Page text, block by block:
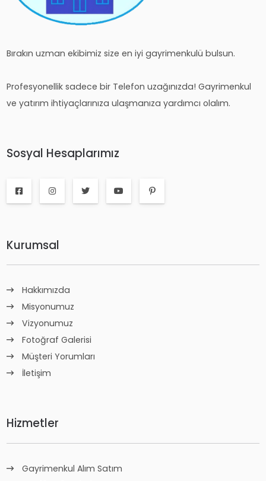
Bırakın uzman ekibimiz size en iyi gayrimenkulü bulsun.
Profesyonellik sadece bir Telefon uzağınızda! Gayrimenkul
ve yatırım ihtiyaçlarınıza ulaşmanıza yardımcı olalım.
Sosyal Hesaplarımız
Kurumsal
Hakkımızda
Misyonumuz
Vizyonumuz
Fotoğraf Galerisi
Müşteri Yorumları
İletişim
Hizmetler
Gayrimenkul Alım Satım